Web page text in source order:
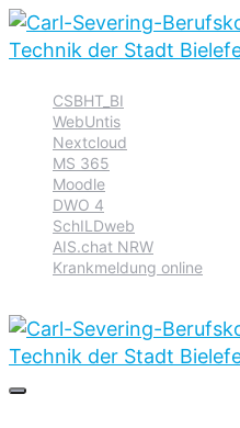
Hauptnavigation
springen
Inhalt
springen
Footer
springen
CSBHT_BI
WebUntis
Nextcloud
MS 365
Moodle
DWO 4
SchILDweb
AIS.chat NRW
Krankmeldung online